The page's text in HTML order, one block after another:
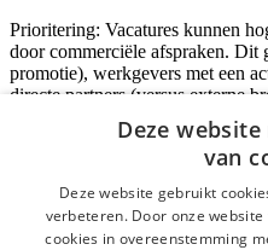
Prioritering: Vacatures kunnen
door commerciële afspraken. Dit
promotie), werkgevers met een
directe partners (versus externe
Inloggen als bedrijf
*
Deze
van
Deze website gebruikt
verbeteren. Door onze
cookies in overeenstemming